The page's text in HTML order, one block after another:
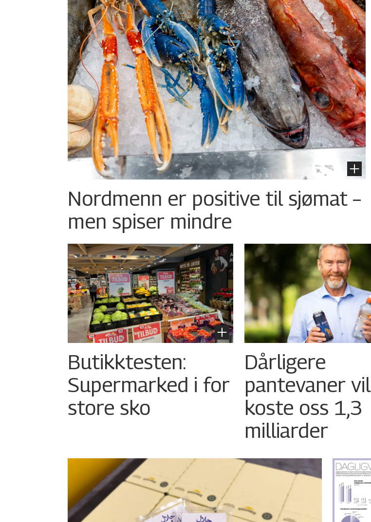
Nordmenn er positive til sjømat –
men spiser mindre
Butikktesten:
Supermarked i for
store sko
Dårligere
pantevaner vil
koste oss 1,3
milliarder